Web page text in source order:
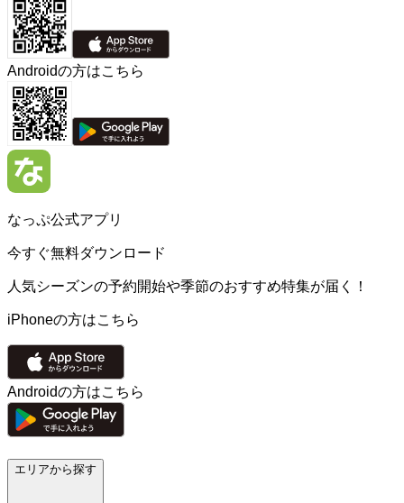
Androidの方はこちら
なっぷ公式アプリ
今すぐ無料ダウンロード
人気シーズンの予約開始や季節のおすすめ特集が届く！
iPhoneの方はこちら
Androidの方はこちら
エリアから探す